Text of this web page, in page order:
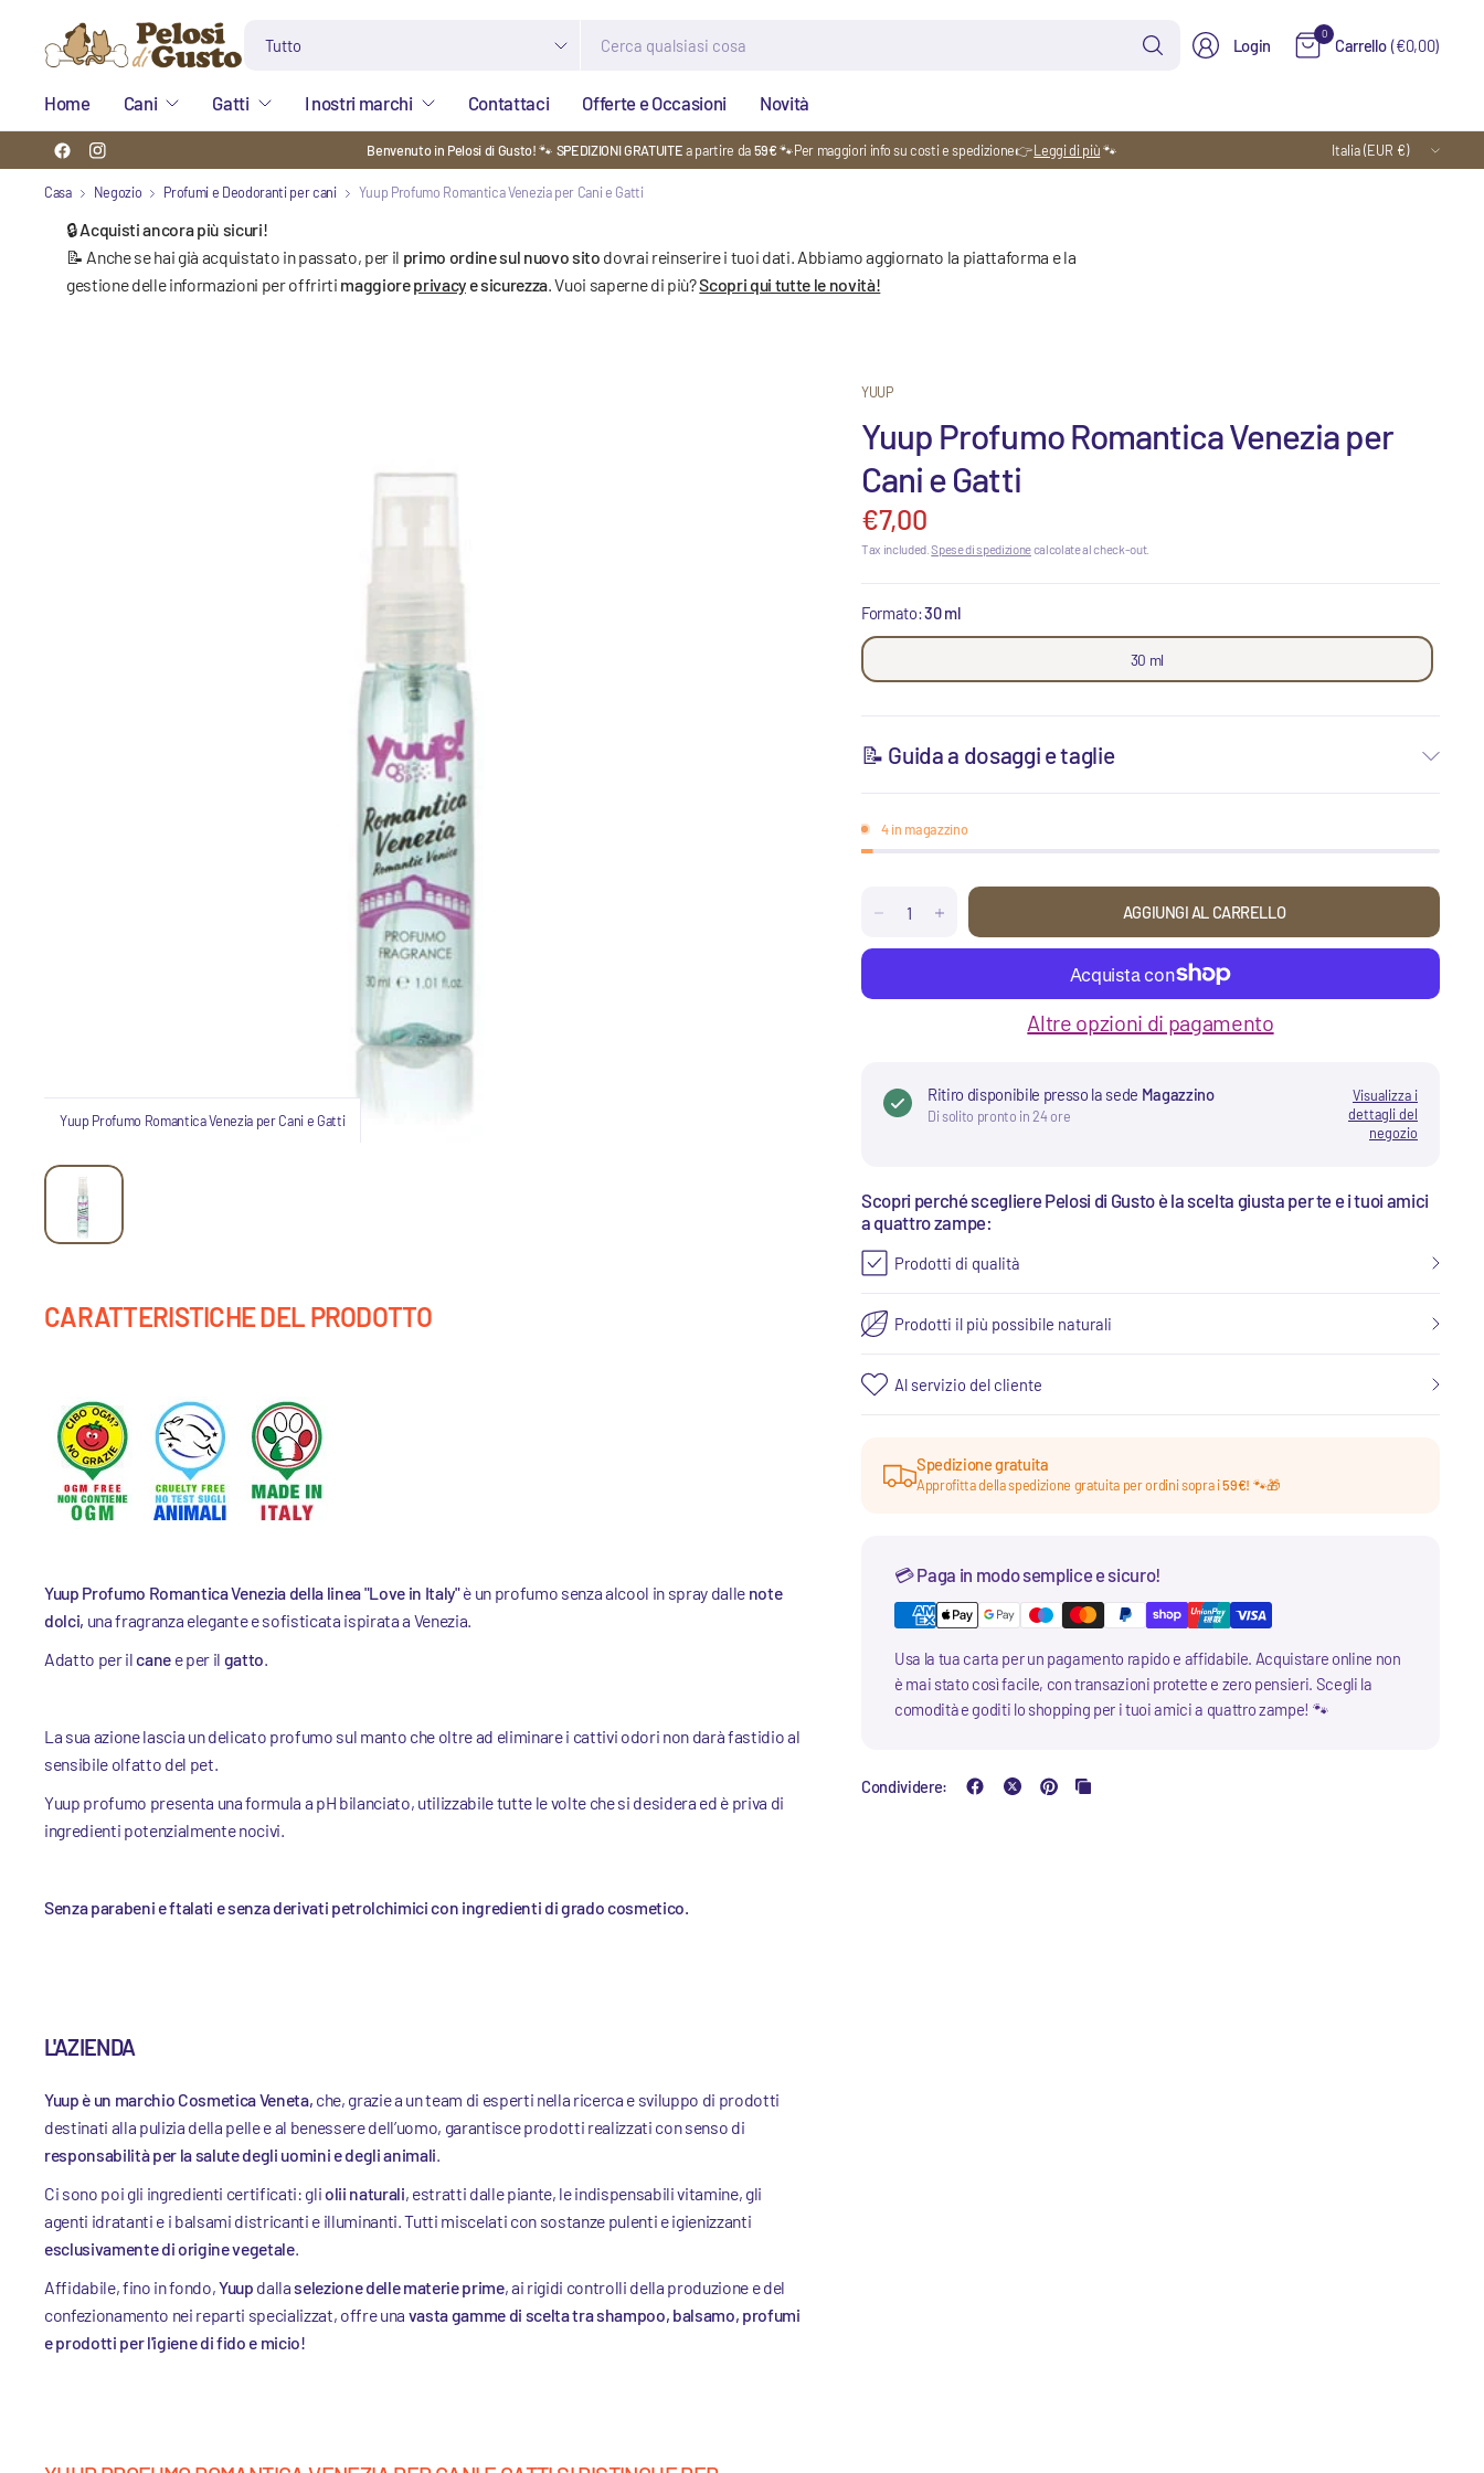
Cerca
qualsiasi
qualsiasi
Login
0
Carrello (€0,00)
Home Cani Gatti I nostri marchi Contattaci Offerte e Occasioni Novità
Benvenuto in Pelosi di Gusto!🐾 SPEDIZIONI GRATUITEa partire da59€🐾Per maggiori info su costi e spedizione👉Leggi di più🐾
Aggiorna
paese/area
Casa Negozio Profumi e Deodoranti per cani Yuup Profumo Romantica Venezia per Cani e Gatti
🔒 Acquisti ancora più sicuri!
📝 Anche se hai già acquistato in passato, per il primo ordine sul nuovo sito dovrai reinserire i tuoi dati. Abbiamo aggiornato la piattaforma e la
gestione delle informazioni per offrirti maggioreprivacye sicurezza. Vuoi saperne di più?Scopri qui tutte le novità!
Yuup Profumo Romantica Venezia per Cani e Gatti
YUUP
Yuup Profumo Romantica Venezia per
Cani e Gatti
€7,00
Tax included.Spese di spedizionecalcolate al check-out.
Formato:30 ml
30 ml
📝 Guida a dosaggi e taglie
4 in magazzino
AGGIUNGI AL CARRELLO
Altre opzioni di pagamento
Ritiro disponibile presso la sede Magazzino
Di solito pronto in 24 ore
Visualizza i
dettagli del
negozio
Scopri perché scegliere Pelosi di Gusto è la scelta giusta per te e i tuoi amici
a quattro zampe:
Prodotti di qualità
Prodotti il più possibile naturali
Al servizio del cliente
Spedizione gratuita
Approfitta della spedizione gratuita per ordini sopra i59€! 🐾🎁
💳 Paga in modo semplice e sicuro!
Usa la tua carta per un pagamento rapido e affidabile. Acquistare online non
è mai stato così facile, con transazioni protette e zero pensieri. Scegli la
comodità e goditi lo shopping per i tuoi amici a quattro zampe! 🐾
Condividere:
CARATTERISTICHE DEL PRODOTTO
Yuup Profumo Romantica Venezia della linea "Love in Italy"è un profumo senza alcool in spray dalle note
dolci, una fragranza elegante e sofisticata ispirata a Venezia.
Adatto per ilcane e per il gatto.
La sua azione lascia un delicato profumo sul manto che oltre ad eliminare i cattivi odori non darà fastidio al
sensibile olfatto del pet.
Yuup profumo presenta una formula a pH bilanciato, utilizzabile tutte le volte che si desidera ed è priva di
ingredienti potenzialmente nocivi.
Senza parabeni e ftalati e senza derivati petrolchimici con ingredienti di grado cosmetico.
L'AZIENDA
Yuup è un marchio Cosmetica Veneta, che, grazie a un team di esperti nella ricerca e sviluppo di prodotti
destinati alla pulizia della pelle e al benessere dell’uomo, garantisce prodotti realizzati con senso di
responsabilità per la salute degli uomini e degli animali.
Ci sono poi gli ingredienti certificati: gliolii naturali, estratti dalle piante, le indispensabili vitamine, gli
agenti idratanti e i balsami districanti e illuminanti. Tutti miscelati con sostanze pulenti e igienizzanti
esclusivamente di origine vegetale.
Affidabile, fino in fondo,Yuup dallaselezione delle materie prime, ai rigidi controlli della produzione e del
confezionamento nei reparti specializzat, offre una vasta gamme di scelta tra shampoo, balsamo, profumi
e prodotti per l'igiene di fido e micio!